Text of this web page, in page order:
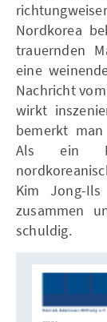
Nordkorea
trauernden
eine
Nachricht
wirkt
bemerkt
Als ein
Kim Jong-
zusammen
schuldig.